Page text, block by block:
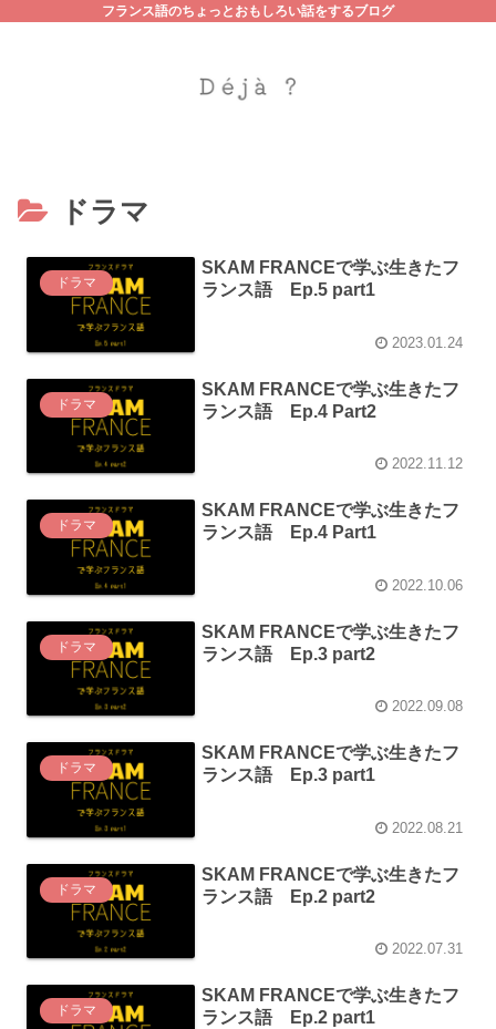
フランス語のちょっとおもしろい話をするブログ
ドラマ
ドラマ
SKAM FRANCEで学ぶ生きたフ
ランス語 Ep.5 part1
2023.01.24
ドラマ
SKAM FRANCEで学ぶ生きたフ
ランス語 Ep.4 Part2
2022.11.12
ドラマ
SKAM FRANCEで学ぶ生きたフ
ランス語 Ep.4 Part1
2022.10.06
ドラマ
SKAM FRANCEで学ぶ生きたフ
ランス語 Ep.3 part2
2022.09.08
ドラマ
SKAM FRANCEで学ぶ生きたフ
ランス語 Ep.3 part1
2022.08.21
ドラマ
SKAM FRANCEで学ぶ生きたフ
ランス語 Ep.2 part2
2022.07.31
ドラマ
SKAM FRANCEで学ぶ生きたフ
ランス語 Ep.2 part1